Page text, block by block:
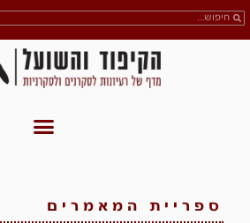
ספריית המאמרים